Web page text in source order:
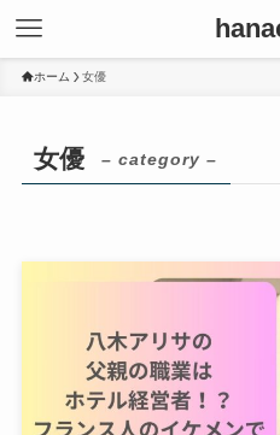
ホーム 女優
女優 – category –